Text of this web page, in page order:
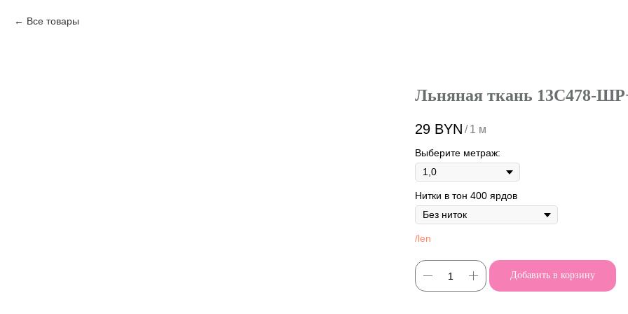
Все товары
Льняная ткань 13С478-
29 BYN / 1 м
Выберите метраж:
Нитки в тон 400 ярдов
/len
Добавить в корзину